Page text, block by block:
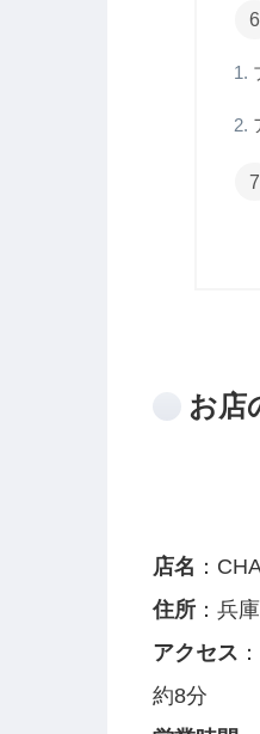
お店
店名 ：
住所：兵
アクセス
約8分